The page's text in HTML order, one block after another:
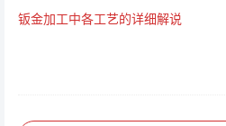
钣金加工中各工艺的详细解说